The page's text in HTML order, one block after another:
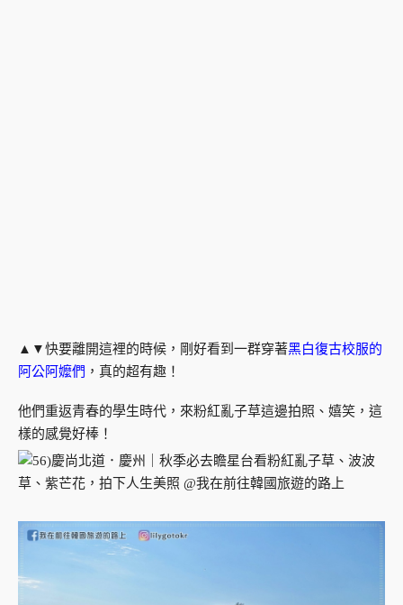
▲▼快要離開這裡的時候，剛好看到一群穿著黑白復古校服的
阿公阿嬤們 ，真的超有趣！
他們重返青春的學生時代，來粉紅亂子草這邊拍照、嬉笑，這
樣的感覺好棒！